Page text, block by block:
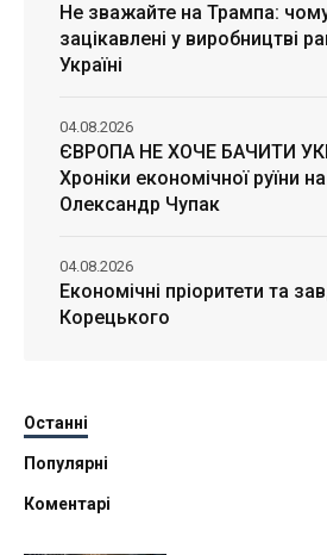
Не зважайте на Трампа:
зацікавлені у виробництві
Україні
ЄВРОПА НЕ ХОЧЕ БАЧИТИ
Хроніки економічної руїни на
Олександр Чупак
04.08.2026
Економічні пріоритети та
Корецького
04.08.2026
Останні
Популярні
Коментарі